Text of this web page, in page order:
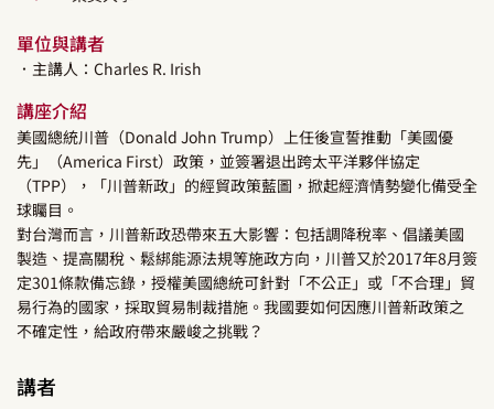
單位與講者
．主講人： Charles R. Irish
講座介紹
美國總統川普（Donald John Trump）上任後宣誓推動「美國優
先」（America First）政策，並簽署退出跨太平洋夥伴協定
（TPP），「川普新政」的經貿政策藍圖，掀起經濟情勢變化備受全
球矚目。
對台灣而言，川普新政恐帶來五大影響：包括調降稅率、倡議美國
製造、提高關稅、鬆綁能源法規等施政方向，川普又於2017年8月簽
定301條款備忘錄，授權美國總統可針對「不公正」或「不合理」貿
易行為的國家，採取貿易制裁措施。我國要如何因應川普新政策之
不確定性，給政府帶來嚴峻之挑戰？
講者